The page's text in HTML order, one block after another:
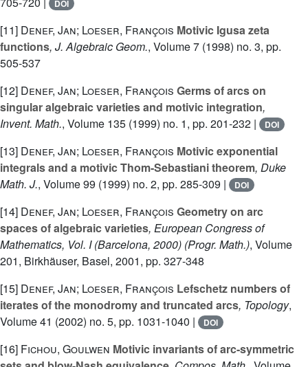
DOI
[11] Denef, Jan; Loeser, François Motivic Igusa zeta
functions, J. Algebraic Geom., Volume 7 (1998) no. 3, pp.
505-537
[12] Denef, Jan; Loeser, François Germs of arcs on
singular algebraic varieties and motivic integration,
Invent. Math., Volume 135 (1999) no. 1, pp. 201-232 | DOI
[13] Denef, Jan; Loeser, François Motivic exponential
integrals and a motivic Thom-Sebastiani theorem, Duke
Math. J., Volume 99 (1999) no. 2, pp. 285-309 | DOI
[14] Denef, Jan; Loeser, François Geometry on arc
spaces of algebraic varieties, European Congress of
Mathematics, Vol. I (Barcelona, 2000) (Progr. Math.), Volume
201, Birkhäuser, Basel, 2001, pp. 327-348
[15] Denef, Jan; Loeser, François Lefschetz numbers of
iterates of the monodromy and truncated arcs, Topology,
Volume 41 (2002) no. 5, pp. 1031-1040 | DOI
[16] Fichou, Goulwen Motivic invariants of arc-symmetric